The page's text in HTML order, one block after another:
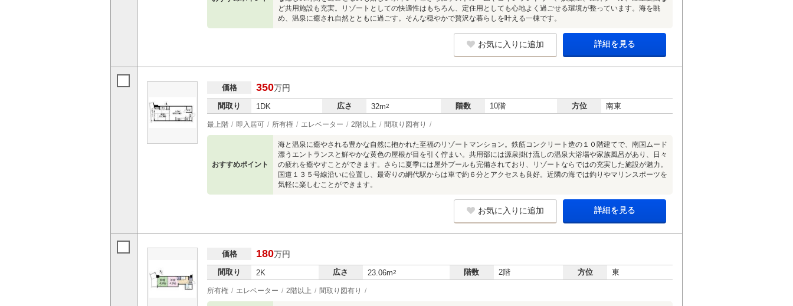
ど共用施設も充実。リゾートとしての快適性はもちろん、定住用としても心地よく過ごせる環境が整っています。海を眺
め、温泉に癒され自然とともに過ごす。そんな穏やかで贅沢な暮らしを叶える一棟です。
お気に入りに追加 詳細を見る
価格 350万円
間取り 1DK 広さ 32m2 階数 10階 方位 南東
最上階 即入居可 所有権 エレベーター 2階以上 間取り図有り
おすすめポイント
海と温泉に癒やされる豊かな自然に抱かれた至福のリゾートマンション。鉄筋コンクリート造の１０階建てで、南国ムード
漂うエントランスと鮮やかな黄色の屋根が目を引く佇まい。共用部には源泉掛け流しの温泉大浴場や家族風呂があり、日々
の疲れを癒やすことができます。さらに夏季には屋外プールも完備されており、リゾートならではの充実した施設が魅力。
国道１３５号線沿いに位置し、最寄りの網代駅からは車で約６分とアクセスも良好。近隣の海では釣りやマリンスポーツを
気軽に楽しむことができます。
お気に入りに追加 詳細を見る
価格 180万円
間取り 2K 広さ 23.06m2 階数 2階 方位 東
所有権 エレベーター 2階以上 間取り図有り